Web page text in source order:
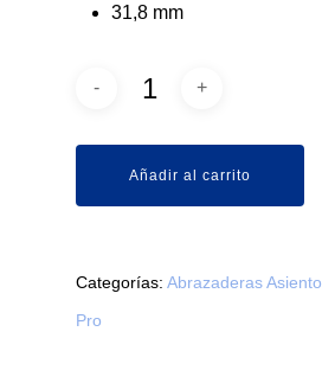
31,8 mm
Añadir al carrito
Categorías: Abrazaderas Asiento
Pro